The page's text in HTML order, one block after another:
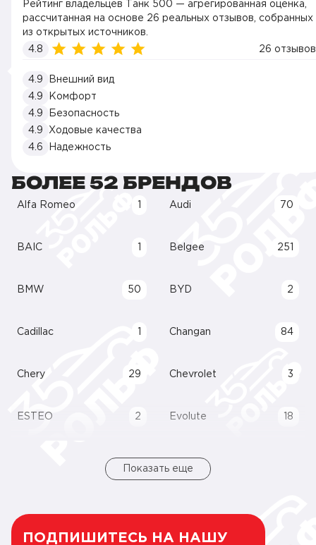
Рейтинг владельцев Танк 500 — агрегированная оценка,
рассчитанная на основе 26 реальных отзывов, собранных
из открытых источников.
4.8
26 отзывов
4.9
Внешний вид
4.9
Комфорт
4.9
Безопасность
4.9
Ходовые качества
4.6
Надежность
БОЛЕЕ 52 БРЕНДОВ
Alfa Romeo Audi 70
BAIC Belgee 251
BMW 50 BYD 2
Cadillac Changan 84
Chery 29 Chevrolet 3
ESTEO 2 Evolute 18
Показать еще
ПОДПИШИТЕСЬ НА НАШУ